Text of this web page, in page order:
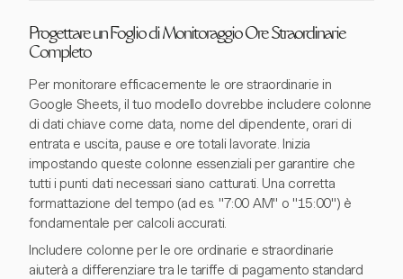
Progettare un Foglio di Monitoraggio Ore Straordinarie
Completo
Per monitorare efficacemente le ore straordinarie in
Google Sheets, il tuo modello dovrebbe includere colonne
di dati chiave come data, nome del dipendente, orari di
entrata e uscita, pause e ore totali lavorate. Inizia
impostando queste colonne essenziali per garantire che
tutti i punti dati necessari siano catturati. Una corretta
formattazione del tempo (ad es. "7:00 AM" o "15:00") è
fondamentale per calcoli accurati.
Includere colonne per le ore ordinarie e straordinarie
aiuterà a differenziare tra le tariffe di pagamento standard